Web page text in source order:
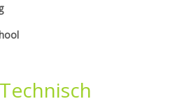
Technisch